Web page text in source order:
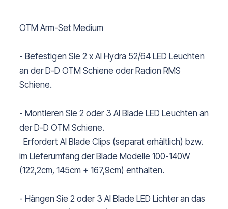
OTM Arm-Set Medium
- Befestigen Sie 2 x AI Hydra 52/64 LED Leuchten
an der D-D OTM Schiene oder Radion RMS
Schiene.
- Montieren Sie 2 oder 3 AI Blade LED Leuchten an
der D-D OTM Schiene.
Erfordert AI Blade Clips (separat erhältlich) bzw.
im Lieferumfang der Blade Modelle 100-140W
(122,2cm, 145cm + 167,9cm) enthalten.
- Hängen Sie 2 oder 3 AI Blade LED Lichter an das